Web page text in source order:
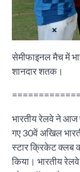
सेमीफाइनल मैच में
शानदार शतक।
भारतीय रेलवे ने
गए 30वें अखिल
स्टार क्रिकेट क्लब
किया। भारतीय